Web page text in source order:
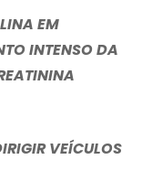
EM
INTENSO DA
VEÍCULOS